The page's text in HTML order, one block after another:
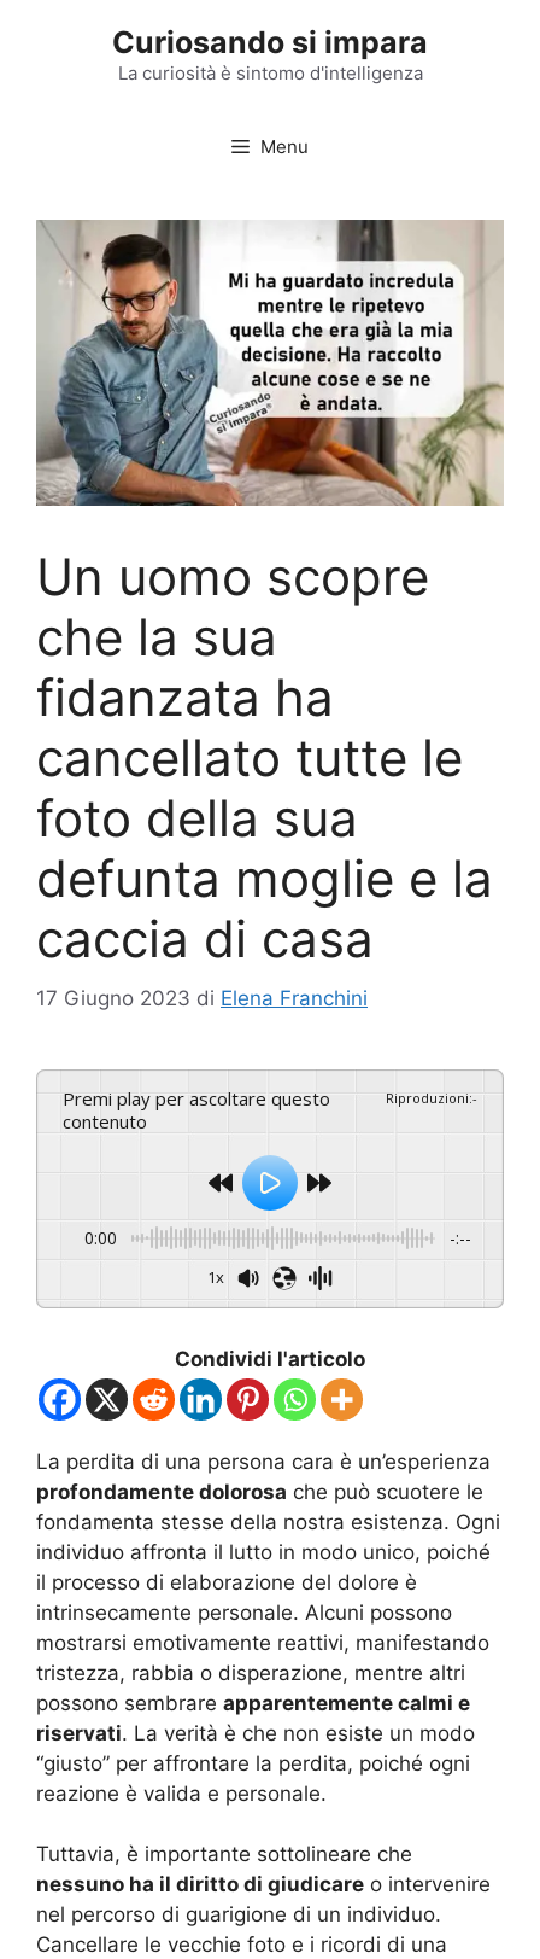
Curiosando si impara
La curiosità è sintomo d'intelligenza
Menu
Un uomo scopre
che la sua
fidanzata ha
cancellato tutte le
foto della sua
defunta moglie e la
caccia di casa
17 Giugno 2023 di Elena Franchini
Premi play per ascoltare questo
contenuto
Riproduzioni:-
0:00 -:--
1x
Condividi l'articolo
La perdita di una persona cara è un’esperienza
profondamente dolorosa che può scuotere le
fondamenta stesse della nostra esistenza. Ogni
individuo affronta il lutto in modo unico, poiché
il processo di elaborazione del dolore è
intrinsecamente personale. Alcuni possono
mostrarsi emotivamente reattivi, manifestando
tristezza, rabbia o disperazione, mentre altri
possono sembrare apparentemente calmi e
riservati. La verità è che non esiste un modo
“giusto” per affrontare la perdita, poiché ogni
reazione è valida e personale.
Tuttavia, è importante sottolineare che
nessuno ha il diritto di giudicare o intervenire
nel percorso di guarigione di un individuo.
Cancellare le vecchie foto e i ricordi di una